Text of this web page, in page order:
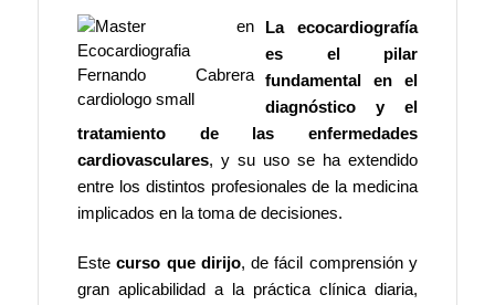
La ecocardiografía
es el pilar
fundamental en el
diagnóstico y el
tratamiento de las enfermedades
cardiovasculares, y su uso se ha extendido
entre los distintos profesionales de la medicina
implicados en la toma de decisiones.
Este curso que dirijo, de fácil comprensión y
gran aplicabilidad a la práctica clínica diaria,